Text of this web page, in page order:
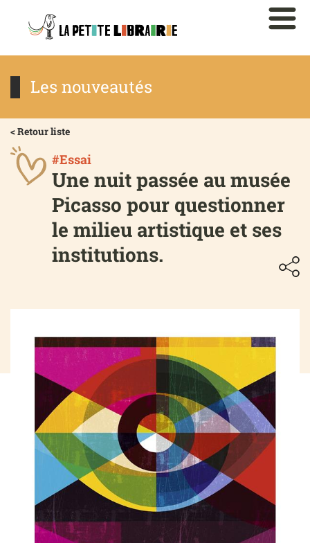
Les nouveautés
< Retour liste
#Essai
Une nuit passée au musée
Picasso pour questionner
le milieu artistique et ses
institutions.